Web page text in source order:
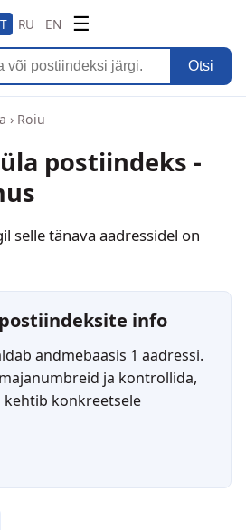
RU EN ☰
Otsi
› Roiu
postiindeks -
selle tänava aadressidel on
info
andmebaasis 1 aadressi.
ja kontrollida,
konkreetsele